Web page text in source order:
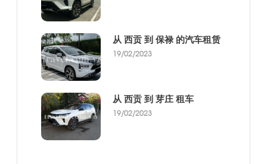
从 西贡 到 保禄 的汽车租赁
19/02/2023
从 西贡 到 芽庄 租车
19/02/2023